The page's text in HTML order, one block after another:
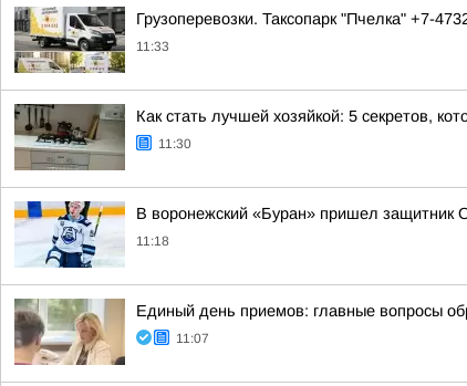
Грузоперевозки. Таксопарк "Пчелка" +7-
11:33
Как стать лучшей хозяйкой: 5 секретов,
11:30
В воронежский «Буран» пришел защитник
11:18
Единый день приемов: главные вопросы
11:07